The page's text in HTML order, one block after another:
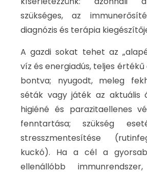
szükséges, az
diagnózis és terápia
A gazdi sokat tehet az
víz és energiadús, teljes
bontva; nyugodt, meleg
séták vagy játék az aktuális
higiéné és parazitaellenes
fenntartása; szükség
stresszmentesítése
kuckó). Ha a cél a
ellenállóbb